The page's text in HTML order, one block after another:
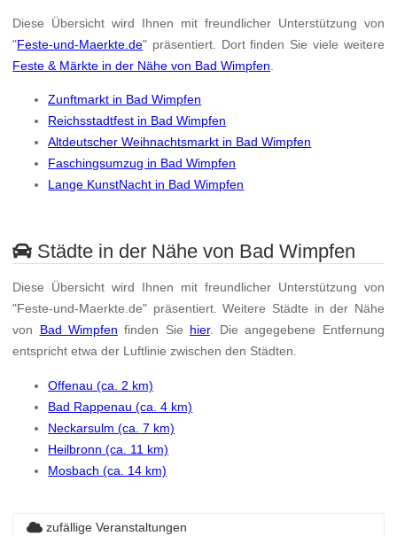
Diese Übersicht wird Ihnen mit freundlicher Unterstützung von
"Feste-und-Maerkte.de" präsentiert. Dort finden Sie viele weitere
Feste & Märkte in der Nähe von Bad Wimpfen
Zunftmarkt in Bad Wimpfen
Reichsstadtfest in Bad Wimpfen
Altdeutscher Weihnachtsmarkt in Bad Wimpfen
Faschingsumzug in Bad Wimpfen
Lange KunstNacht in Bad Wimpfen
Städte in der Nähe von Bad Wimpfen
Diese Übersicht wird Ihnen mit freundlicher Unterstützung von
"Feste-und-Maerkte.de" präsentiert. Weitere Städte in der Nähe
von Bad Wimpfen finden Sie hier. Die angegebene Entfernung
entspricht etwa der Luftlinie zwischen den Städten.
Offenau (ca. 2 km)
Bad Rappenau (ca. 4 km)
Neckarsulm (ca. 7 km)
Heilbronn (ca. 11 km)
Mosbach (ca. 14 km)
zufällige Veranstaltungen